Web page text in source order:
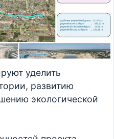
уделить
развитию
экологической